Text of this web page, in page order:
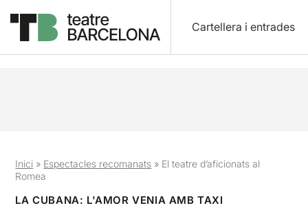
Cartellera i entrades
Inici » Espectacles recomanats » El teatre d’aficionats al
Romea
LA CUBANA: L'AMOR VENIA AMB TAXI